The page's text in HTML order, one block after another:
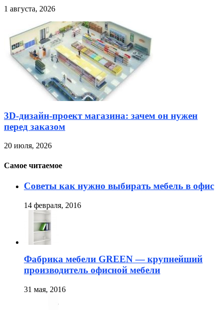
1 августа, 2026
3D-дизайн-проект магазина: зачем он нужен
перед заказом
20 июля, 2026
Самое читаемое
Советы как нужно выбирать мебель в офис
14 февраля, 2016
Фабрика мебели GREEN — крупнейший
производитель офисной мебели
31 мая, 2016